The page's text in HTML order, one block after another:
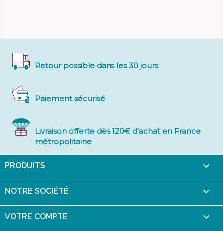
Retour possible dans les 30 jours
Paiement sécurisé
Livraison offerte dès 120€ d'achat en France
métropolitaine
PRODUITS 
NOTRE SOCIÉTÉ 
VOTRE COMPTE 